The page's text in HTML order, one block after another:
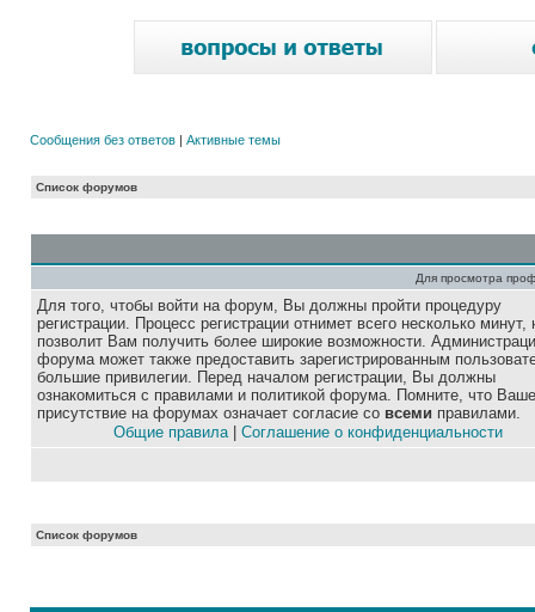
Сообщения без ответов | Активные темы
Список форумов
Для просмотра
Для того, чтобы войти на форум, Вы должны пройти процедуру
регистрации. Процесс регистрации отнимет всего несколько минут,
позволит Вам получить более широкие возможности.
форума может также предоставить зарегистрированным
большие привилегии. Перед началом регистрации, Вы должны
ознакомиться с правилами и политикой форума. Помните, что Ваше
присутствие на форумах означает согласие со всеми правилами.
Общие правила| Соглашение о конфиденциальности
Список форумов